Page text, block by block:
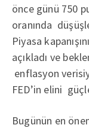
önce günü 750
oranında
Piyasa
açıkladı ve
enflasyon
FED’in elini
Bugünün en